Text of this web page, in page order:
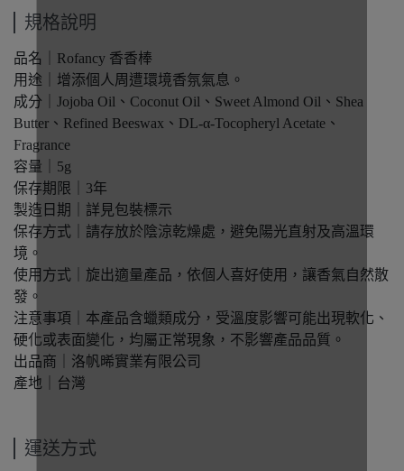
規格說明
品名｜Rofancy 香香棒
用途｜增添個人周遭環境香氛氣息。
成分｜Jojoba Oil、Coconut Oil、Sweet Almond Oil、Shea
Butter、Refined Beeswax、DL-α-Tocopheryl Acetate、
Fragrance
容量｜5g
保存期限｜3年
製造日期｜詳見包裝標示
保存方式｜請存放於陰涼乾燥處，避免陽光直射及高溫環
境。
使用方式｜旋出適量產品，依個人喜好使用，讓香氣自然散
發。
注意事項｜本產品含蠟類成分，受溫度影響可能出現軟化、
硬化或表面變化，均屬正常現象，不影響產品品質。
出品商｜洛帆晞實業有限公司
產地｜台灣
運送方式